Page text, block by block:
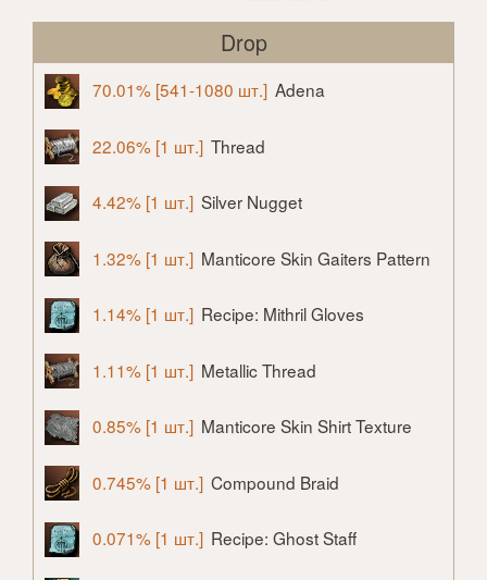
Drop
70.01% [541-1080 шт.] Adena
22.06% [1 шт.] Thread
4.42% [1 шт.] Silver Nugget
1.32% [1 шт.] Manticore Skin Gaiters Pattern
1.14% [1 шт.] Recipe: Mithril Gloves
1.11% [1 шт.] Metallic Thread
0.85% [1 шт.] Manticore Skin Shirt Texture
0.745% [1 шт.] Compound Braid
0.071% [1 шт.] Recipe: Ghost Staff